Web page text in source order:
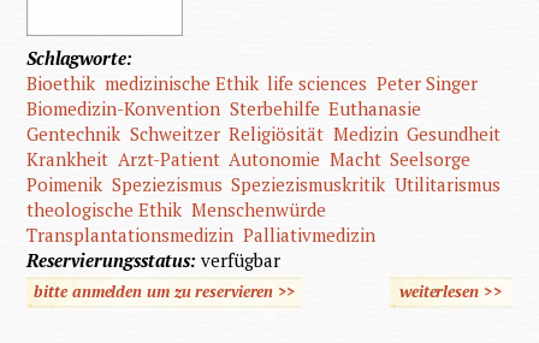
Schlagworte:
Bioethik medizinische Ethik life sciences Peter Singer
Biomedizin-Konvention Sterbehilfe Euthanasie
Gentechnik Schweitzer Religiösität Medizin Gesundheit
Krankheit Arzt-Patient Autonomie Macht Seelsorge
Poimenik Speziezismus Speziezismuskritik Utilitarismus
theologische Ethik Menschenwürde
Transplantationsmedizin Palliativmedizin
Reservierungsstatus:verfügbar
bitte anmelden um zu reservieren >> weiterlesen>>